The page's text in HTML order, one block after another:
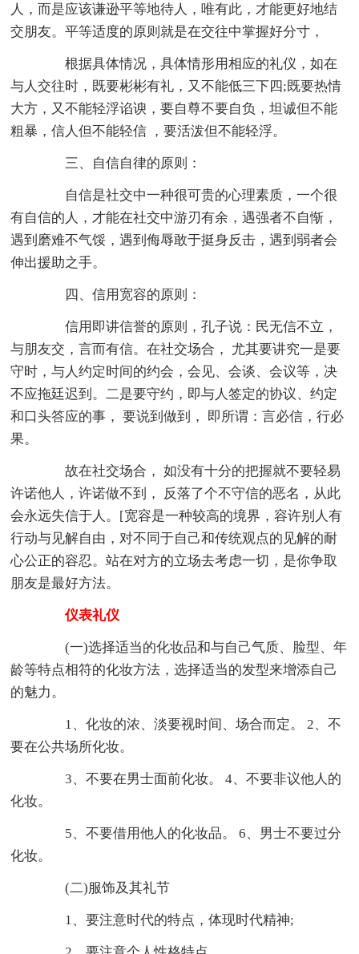
人，而是应该谦逊平等地待人，唯有此，才能更好地结
交朋友。平等适度的原则就是在交往中掌握好分寸，
根据具体情况，具体情形用相应的礼仪，如在
与人交往时，既要彬彬有礼，又不能低三下四;既要热情
大方，又不能轻浮谄谀，要自尊不要自负，坦诚但不能
粗暴，信人但不能轻信 ，要活泼但不能轻浮。
三、自信自律的原则：
自信是社交中一种很可贵的心理素质，一个很
有自信的人，才能在社交中游刃有余，遇强者不自惭，
遇到磨难不气馁，遇到侮辱敢于挺身反击，遇到弱者会
伸出援助之手。
四、信用宽容的原则：
信用即讲信誉的原则，孔子说：民无信不立，
与朋友交，言而有信。在社交场合， 尤其要讲究一是要
守时，与人约定时间的约会，会见、会谈、会议等，决
不应拖廷迟到。二是要守约，即与人签定的协议、约定
和口头答应的事， 要说到做到， 即所谓：言必信，行必
果。
故在社交场合， 如没有十分的把握就不要轻易
许诺他人，许诺做不到， 反落了个不守信的恶名，从此
会永远失信于人。[宽容是一种较高的境界，容许别人有
行动与见解自由，对不同于自己和传统观点的见解的耐
心公正的容忍。站在对方的立场去考虑一切，是你争取
朋友是最好方法。
仪表礼仪
(一)选择适当的化妆品和与自己气质、脸型、年
龄等特点相符的化妆方法，选择适当的发型来增添自己
的魅力。
1、化妆的浓、淡要视时间、场合而定。 2、不
要在公共场所化妆。
3、不要在男士面前化妆。 4、不要非议他人的
化妆。
5、不要借用他人的化妆品。 6、男士不要过分
化妆。
(二)服饰及其礼节
1、要注意时代的特点，体现时代精神;